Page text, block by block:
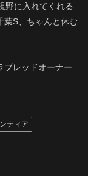
野に入れてくれる
葉S、ちゃんと休む
ブレッドオーナー
ティア